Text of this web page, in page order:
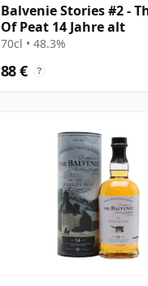
Balvenie Stories #2 -
Of Peat 14 Jahre alt
70cl • 48.3%
88 € ?